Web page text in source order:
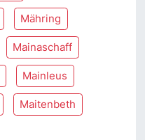
Mähring
Mainaschaff
Mainleus
Maitenbeth